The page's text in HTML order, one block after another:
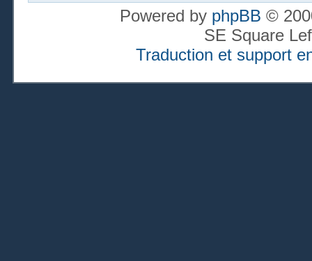
Powered by phpBB ©
SE Square
Traduction et support